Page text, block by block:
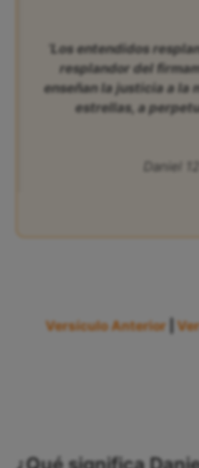
‘Los entendidos
resplandor del
enseñan la justicia a la
estrellas, a
Daniel
Versículo Anterior